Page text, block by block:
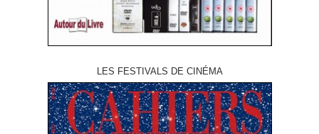
LES FESTIVALS DE CINÉMA